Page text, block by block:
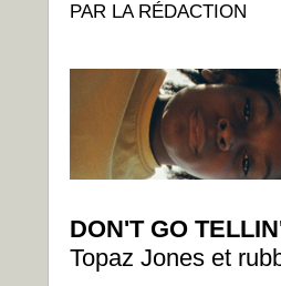
PAR LA RÉDACTION
DON'T GO
Topaz Jones et